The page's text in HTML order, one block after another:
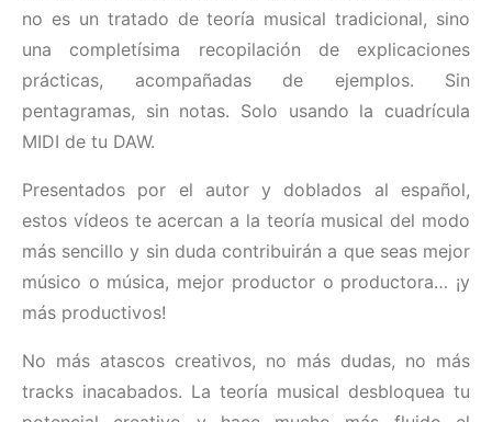
no es un tratado de teoría musical tradicional, sino
una completísima recopilación de explicaciones
prácticas, acompañadas de ejemplos. Sin
pentagramas, sin notas. Solo usando la cuadrícula
MIDI de tu DAW.
Presentados por el autor y doblados al español,
estos vídeos te acercan a la teoría musical del modo
más sencillo y sin duda contribuirán a que seas mejor
músico o música, mejor productor o productora… ¡y
más productivos!
No más atascos creativos, no más dudas, no más
tracks inacabados. La teoría musical desbloquea tu